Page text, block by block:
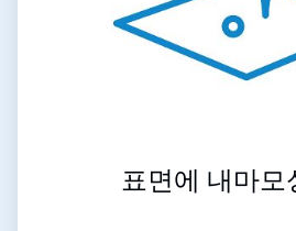
표면에 내마모